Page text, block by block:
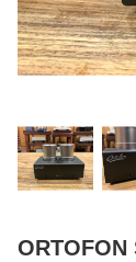
ORTOFON